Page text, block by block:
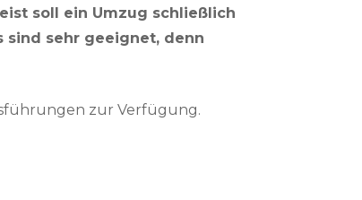
soll ein Umzug schließlich
sind sehr geeignet, denn
zur Verfügung.